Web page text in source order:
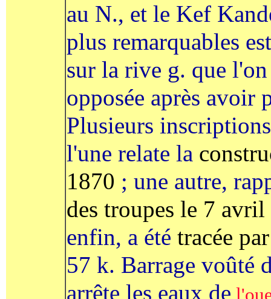
au N., et le Kef
plus remarquables
sur la rive g. que
opposée après avoir
Plusieurs
l'une relate la
1870 ; une autre,
des troupes le 7
enfin, a été tracée
57 k. Barrage voûté
arrête les eaux de